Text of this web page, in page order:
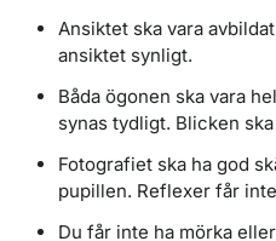
Ansiktet ska vara
ansiktet synligt.
Båda ögonen ska vara
synas tydligt. Blicken
Fotografiet ska ha god
pupillen. Reflexer får
Du får inte ha mörka